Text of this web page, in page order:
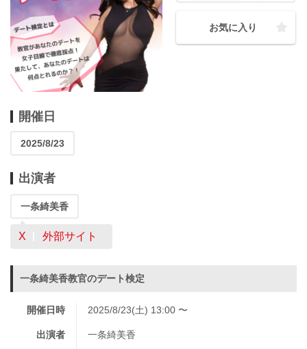
お気に入り
開催日
2025/8/23
出演者
一条綺美香
X 外部サイト
一条綺美香教官のデート検定
開催日時 2025/8/23(土) 13:00 〜
出演者 一条綺美香